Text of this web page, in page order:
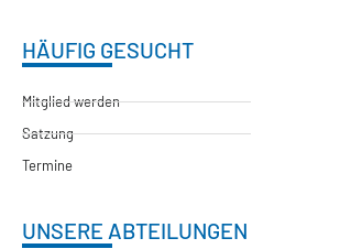
HÄUFIG GESUCHT
Mitglied werden
Satzung
Termine
UNSERE ABTEILUNGEN